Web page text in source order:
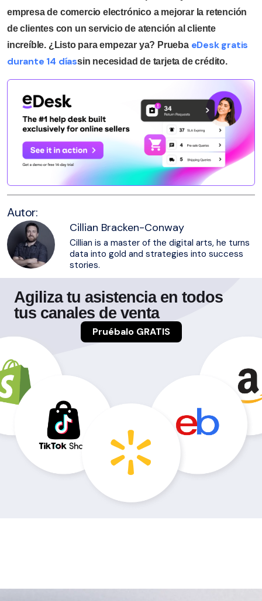
empresa de comercio electrónico a mejorar la retención
de clientes con un servicio de atención al cliente
increíble. ¿Listo para empezar ya? Prueba eDesk gratis
durante 14 díassin necesidad de tarjeta de crédito.
Autor:
Cillian Bracken-Conway
Cillian is a master of the digital arts, he turns
data into gold and strategies into success
stories.
Agiliza tu asistencia en todos
tus canales de venta
Pruébalo GRATIS